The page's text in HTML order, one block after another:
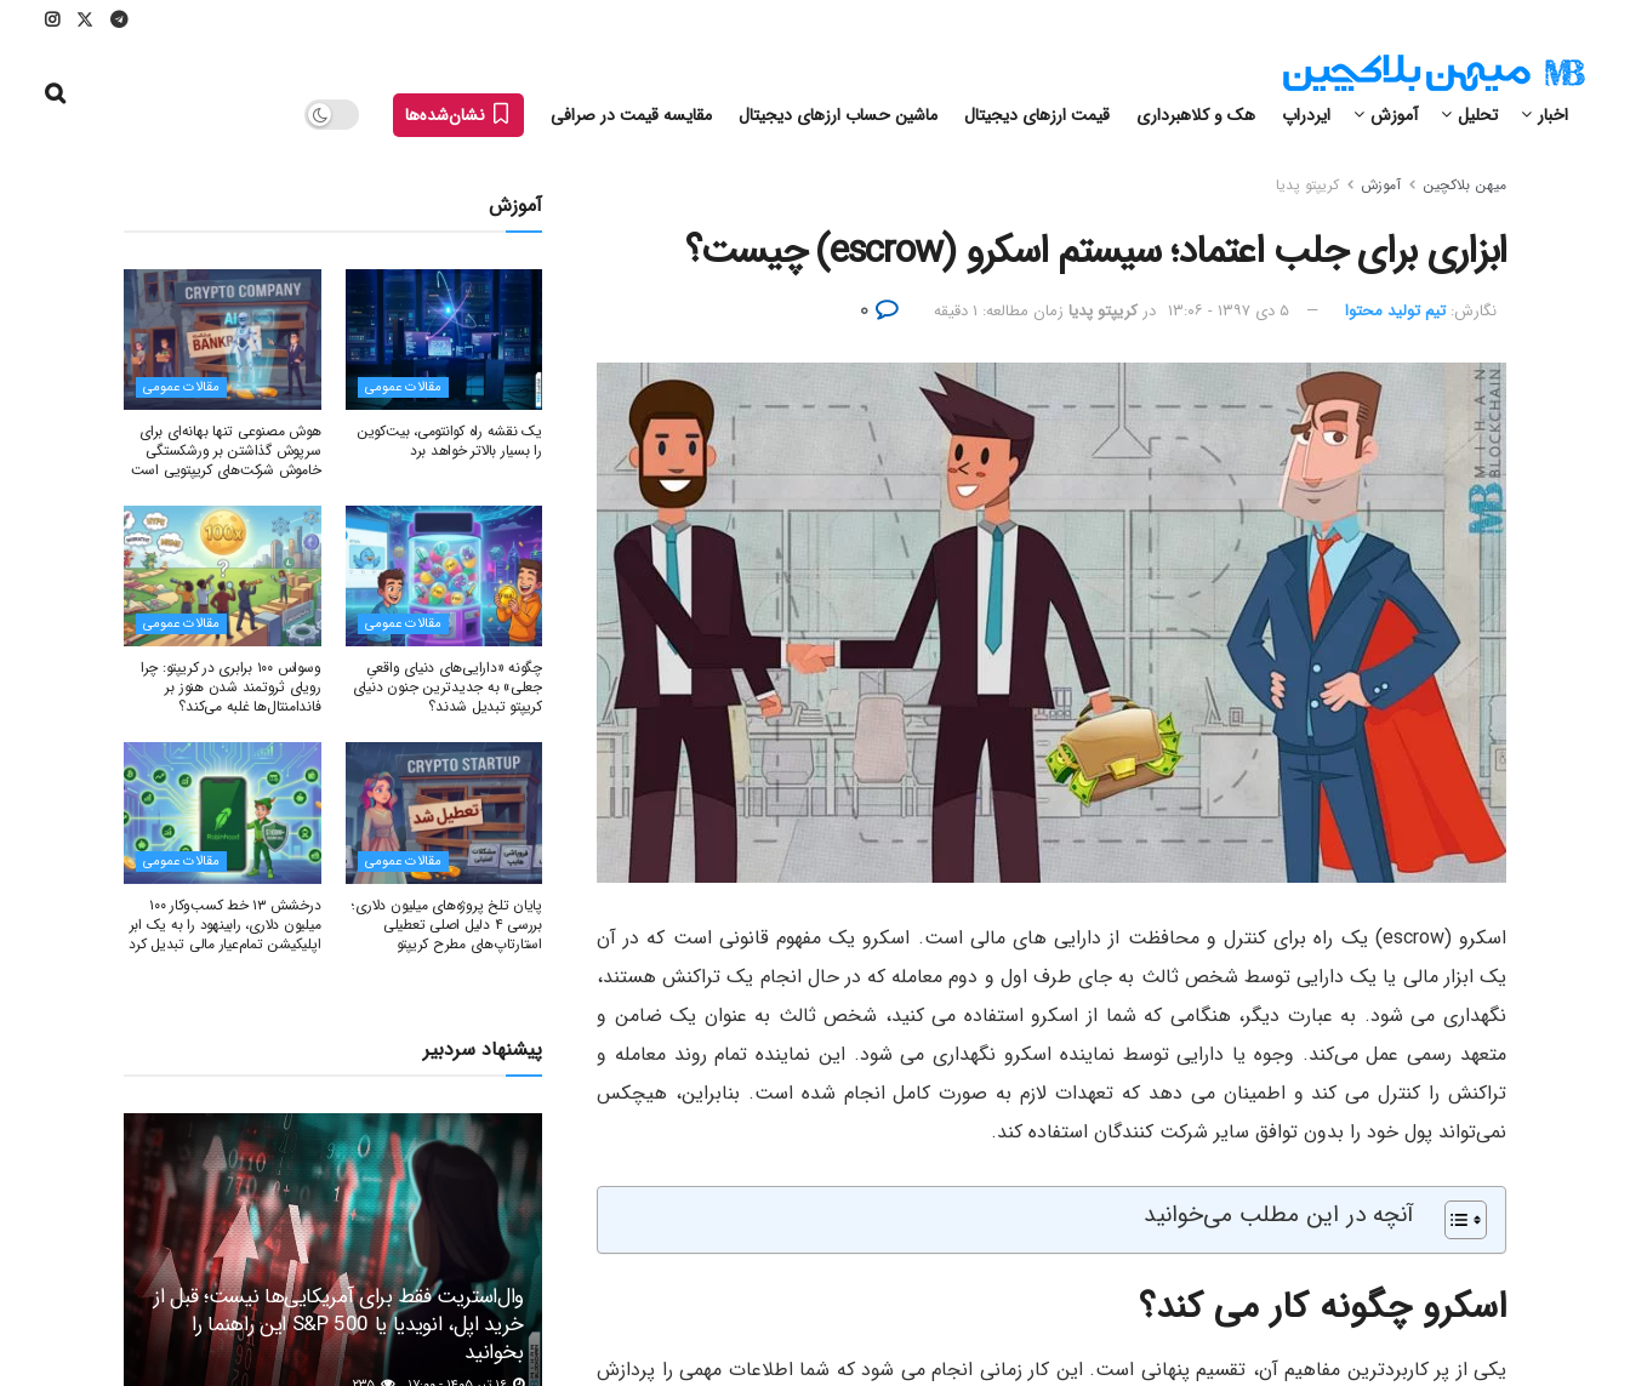
اخبار تحلیل آموزش ایردراپ هک و کلاهبرداری قیمت ارزهای دیجیتال ماشین حساب ارزهای دیجیتال مقایسه قیمت در صرافی نشان‌شده‌ها
میهن بلاکچین آموزش کریپتو پدیا
ابزاری برای جلب اعتماد؛ سیستم اسکرو (escrow) چیست؟
نگارش:‌ تیم تولید محتوا ۵ دی ۱۳۹۷ - ۱۳:۰۶ در کریپتو پدیا زمان مطالعه: ۱ دقیقه
اسکرو (escrow) یک راه برای کنترل و محافظت از دارایی های مالی است. اسکرو یک مفهوم قانونی است که در آن
یک ابزار مالی یا یک دارایی توسط شخص ثالث به جای طرف اول و دوم معامله که در حال انجام یک تراکنش هستند،
نگهداری می شود. به عبارت دیگر، هنگامی که شما از اسکرو استفاده می کنید، شخص ثالث به عنوان یک ضامن و
متعهد رسمی عمل می‌کند. وجوه یا دارایی توسط نماینده اسکرو نگهداری می شود. این نماینده تمام روند معامله و
تراکنش را کنترل می کند و اطمینان می دهد که تعهدات لازم به صورت کامل انجام شده است. بنابراین، هیچکس
نمی‌تواند پول خود را بدون توافق سایر شرکت کنندگان استفاده کند.
آنچه در این مطلب می‌خوانید
اسکرو چگونه کار می کند؟
یکی از پر کاربردترین مفاهیم آن، تقسیم پنهانی است. این کار زمانی انجام می شود که شما اطلاعات مهمی را پردازش
آموزش
مقالات عمومی
یک نقشه راه کوانتومی، بیت‌کوین
را بسیار بالاتر خواهد برد
مقالات عمومی
هوش مصنوعی تنها بهانه‌ای برای
سرپوش گذاشتن بر ورشکستگی
خاموش شرکت‌های کریپتویی است
مقالات عمومی
چگونه «دارایی‌های دنیای واقعیِ
جعلی» به جدیدترین جنون دنیای
کریپتو تبدیل شدند؟
مقالات عمومی
وسواس ۱۰۰ برابری در کریپتو: چرا
رویای ثروتمند شدن هنوز بر
فاندامنتال‌ها غلبه می‌کند؟
مقالات عمومی
پایان تلخ پروژه‌های میلیون دلاری؛
بررسی ۴ دلیل اصلی تعطیلی
استارتاپ‌های مطرح کریپتو
مقالات عمومی
درخشش ۱۳ خط کسب‌وکار ۱۰۰
میلیون دلاری، رابینهود را به یک ابر
اپلیکیشن تمام‌عیار مالی تبدیل کرد
پیشنهاد سردبیر
وال‌استریت فقط برای آمریکایی‌ها نیست؛ قبل از
خرید اپل، انویدیا یا S&P 500 این راهنما را
بخوانید